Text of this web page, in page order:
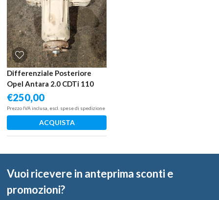
Differenziale Posteriore
Opel Antara 2.0 CDTi 110
KW Z20S 2006 – 2011
€250,00
Prezzo IVA inclusa, escl. spese di spedizione
ACQUISTA
Vuoi ricevere in anteprima sconti e
promozioni?